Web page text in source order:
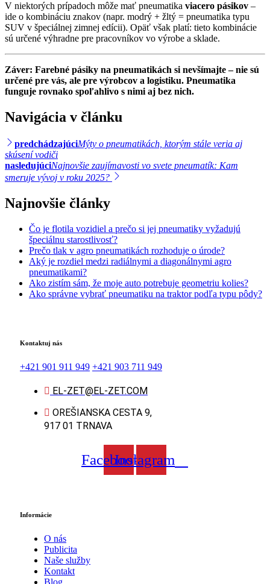
V niektorých prípadoch môže mať pneumatika viacero pásikov –
ide o kombináciu znakov (napr. modrý + žltý = pneumatika typu
SUV v špeciálnej zimnej edícii). Opäť však platí: tieto kombinácie
sú určené výhradne pre pracovníkov vo výrobe a sklade.
Záver: Farebné pásiky na pneumatikách si nevšímajte – nie sú
určené pre vás, ale pre výrobcov a logistiku. Pneumatika
funguje rovnako spoľahlivo s nimi aj bez nich.
Navigácia v článku
predchádzajúciMýty o pneumatikách, ktorým stále veria aj
skúsení vodiči
nasledujúciNajnovšie zaujímavosti vo svete pneumatík: Kam
smeruje vývoj v roku 2025?
Najnovšie články
Čo je flotila vozidiel a prečo si jej pneumatiky vyžadujú
špeciálnu starostlivosť?
Prečo tlak v agro pneumatikách rozhoduje o úrode?
Aký je rozdiel medzi radiálnymi a diagonálnymi agro
pneumatikami?
Ako zistím sám, že moje auto potrebuje geometriu kolies?
Ako správne vybrať pneumatiku na traktor podľa typu pôdy?
Kontaktuj nás
+421 901 911 949 +421 903 711 949
EL-ZET@EL-ZET.COM
OREŠIANSKA CESTA 9,
917 01 TRNAVA
FacebookInstagram
Informácie
O nás
Publicita
Naše služby
Kontakt
Blog